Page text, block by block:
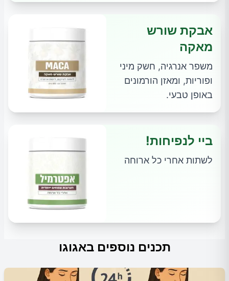
אבקת שורש
מאקה
משפר אנרגיה, חשק מיני
ופוריות, ומאזן הורמונים
באופן טבעי.
ביי לנפיחות!
לשתות אחרי כל ארוחה
תכנים נוספים באגוגו